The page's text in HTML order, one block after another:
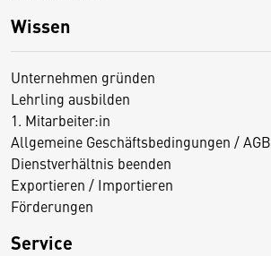
Wissen
Unternehmen gründen
Lehrling ausbilden
1. Mitarbeiter:in
Allgemeine Geschäftsbedingungen / AGB
Dienstverhältnis beenden
Exportieren / Importieren
Förderungen
Service